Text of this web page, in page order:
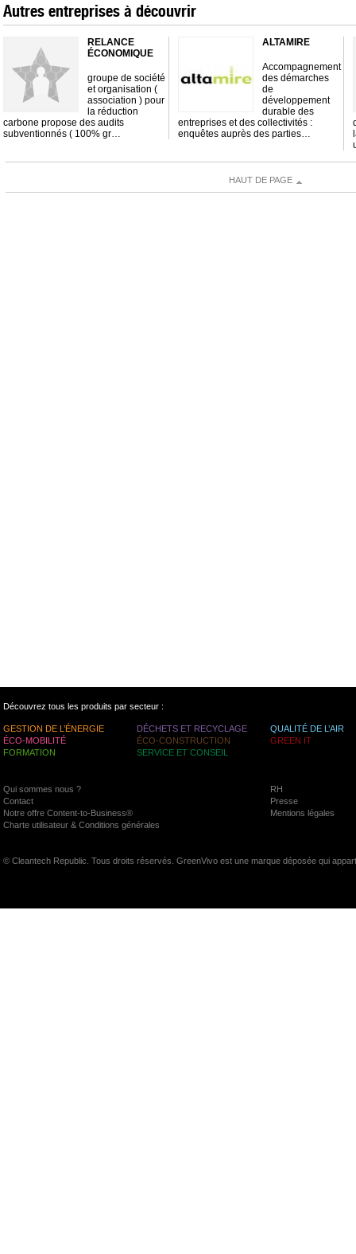
Autres entreprises à découvrir
RELANCE
ÉCONOMIQUE
groupe de société
et organisation (
association ) pour
la réduction
carbone propose des audits
subventionnés ( 100% gr…
ALTAMIRE
Accompagnement
des démarches
de
développement
durable des
entreprises et des collectivités :
enquêtes auprès des parties…
HAUT DE PAGE
Découvrez tous les produits par secteur :
GESTION DE L’ÉNERGIE DÉCHETS ET RECYCLAGE
QUALITÉ DE L’AIR
ÉCO-MOBILITÉ
ÉCO-CONSTRUCTION
GREEN IT
FORMATION
SERVICE ET CONSEIL
Qui sommes nous ?
RH
Contact
Presse
Notre offre Content-to-Business®
Mentions légales
Charte utilisateur & Conditions générales
© Cleantech Republic. Tous droits réservés. GreenVivo est une marque déposée qui